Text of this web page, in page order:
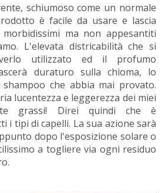
schiumoso come un normale
è facile da usare e lascia
ma non appesantiti
L'elevata districabilità che si
utilizzato ed il profumo
duraturo sulla chioma, lo
che abbia mai provato.
lucentezza e leggerezza dei miei
grassi! Direi quindi che è
i tipi di capelli. La sua azione sarà
dopo l'esposizione solare o
a togliere via ogni residuo